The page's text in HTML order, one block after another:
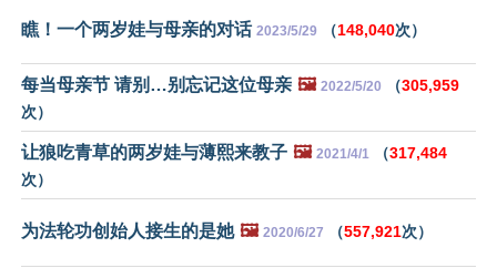
瞧！一个两岁娃与母亲的对话 2023/5/29 （148,040次）
每当母亲节 请别…别忘记这位母亲 🖼️ 2022/5/20 （305,959
次）
让狼吃青草的两岁娃与薄熙来教子 🖼️ 2021/4/1 （317,484
次）
为法轮功创始人接生的是她 🖼️ 2020/6/27 （557,921次）